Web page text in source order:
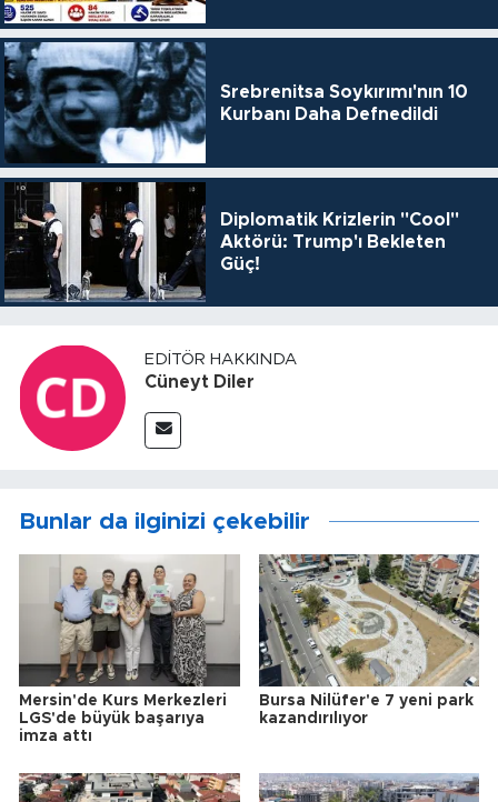
Srebrenitsa Soykırımı'nın 10
Kurbanı Daha Defnedildi
Diplomatik Krizlerin "Cool"
Aktörü: Trump'ı Bekleten
Güç!
EDITÖR HAKKINDA
Cüneyt Diler
Bunlar da ilginizi çekebilir
Mersin'de Kurs Merkezleri
LGS'de büyük başarıya
imza attı
Bursa Nilüfer'e 7 yeni park
kazandırılıyor